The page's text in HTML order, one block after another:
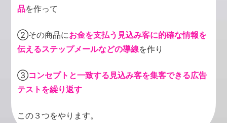
品を作って
②その商品にお金を支払う見込み客に的確な情報を
伝えるステップメールなどの導線を作り
③コンセプトと一致する見込み客を集客できる広告
テストを繰り返す
この３つをやります。